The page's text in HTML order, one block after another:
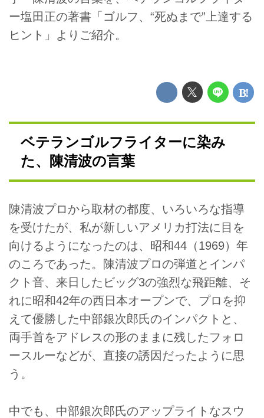
ー塩田正の著書「ゴルフ、“死ぬまで”上達する
ヒント」よりご紹介。
ベテランゴルフライターに染み
た、陳清波の言葉
陳清波プロから取材の都度、いろいろな指導
を受けたが、私が新しいアメリカ打法に目を
向けるようになったのは、昭和44（1969）年
のころであった。陳清波プロの弾道とインパ
クト音、来日したビッグ3の強烈な飛距離、そ
れに昭和42年の西日本オープンで、プロを抑
えて優勝した中部銀次郎氏のインパクトと、
両手首をアドレスの形のままに残したフォロ
ースルーなどが、直接の誘因だったように思
う。
中でも、中部銀次郎氏のアップライトなスウ